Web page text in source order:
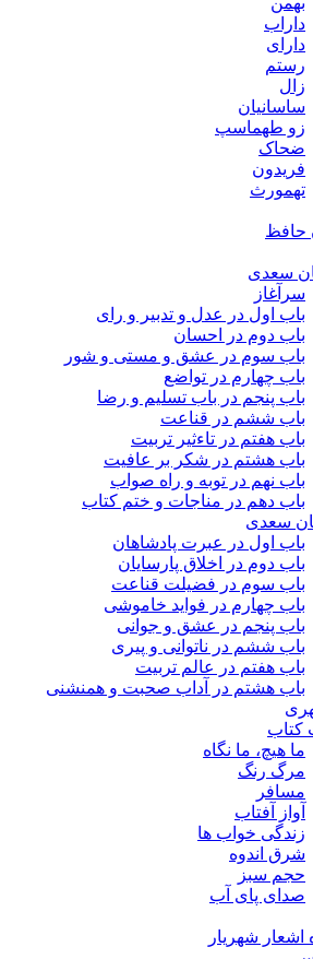
داراب
دارای
رستم
زال
ساسانیان
زو طهماسپ‏
ضحاک
فریدون
تهمورث
حافظ
سعدی
سرآغاز
باب اول در عدل و تدبیر و رای
باب دوم در احسان
باب سوم در عشق و مستی و شور
باب چهارم در تواضع
باب پنجم در باب تسلیم و رضا
باب ششم در قناعت
باب هفتم در تاءثیر تربیت
باب هشتم در شکر بر عافیت
باب نهم در توبه و راه صواب
باب دهم در مناجات و ختم کتاب
سعدی
باب اول در عبرت پادشاهان
باب دوم در اخلاق پارسایان
باب سوم در فضیلت قناعت
باب چهارم در فواید خاموشى
باب پنجم در عشق و جوانى
باب ششم در ناتوانى و پیرى
باب هفتم در عالم تربیت
باب هشتم در آداب صحبت و همنشنى
ما هیچ، ما نگاه
مرگ رنگ
مسافر
آواز آفتاب
زندگی خواب ها
شرق اندوه
حجم سبز
صدای پای آب
اشعار شهریار